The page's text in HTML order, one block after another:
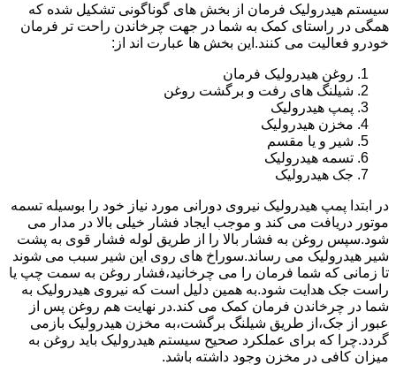
سیستم هیدرولیک فرمان از بخش های گوناگونی تشکیل شده که
همگی در راستای کمک به شما در جهت چرخاندن راحت تر فرمان
خودرو فعالیت می کنند.این بخش ها عبارت اند از:
روغن هیدرولیک فرمان
شیلنگ های رفت و برگشت روغن
پمپ هیدرولیک
مخزن هیدرولیک
شیر و یا مقسم
تسمه هیدرولیک
جک هیدرولیک
در ابتدا پمپ هیدرولیک نیروی دورانی مورد نیاز خود را بوسیله تسمه
موتور دریافت می کند و موجب ایجاد فشار خیلی بالا در مدار می
شود.سپس روغن به فشار بالا را از طریق لوله فشار قوی به پشت
شیر هیدرولیک می رساند.سوراخ های روی این شیر سبب می شوند
تا زمانی که شما فرمان را می چرخانید،فشار روغن به سمت چپ یا
راست جک هدایت شود.به همین دلیل است که نیروی هیدرولیک به
شما در چرخاندن فرمان کمک می کند.در نهایت هم روغن پس از
عبور از جک،از طریق شیلنگ برگشت،به مخزن هیدرولیک بازمی
گردد.چرا که برای عملکرد صحیح سیستم هیدرولیک باید روغن به
میزان کافی در مخزن وجود داشته باشد.